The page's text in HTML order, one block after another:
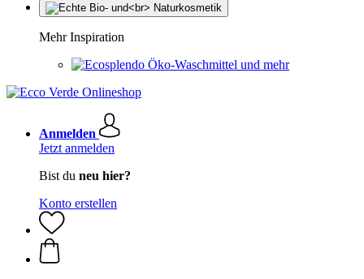
Mehr Inspiration
Öko-Waschmittel und mehr
Anmelden
Jetzt anmelden
Bist du neu hier?
Konto erstellen